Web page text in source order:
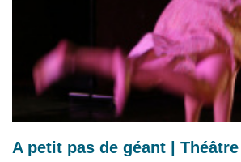
A petit pas de géant |